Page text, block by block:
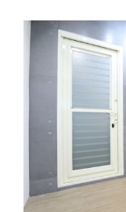
暫無空房